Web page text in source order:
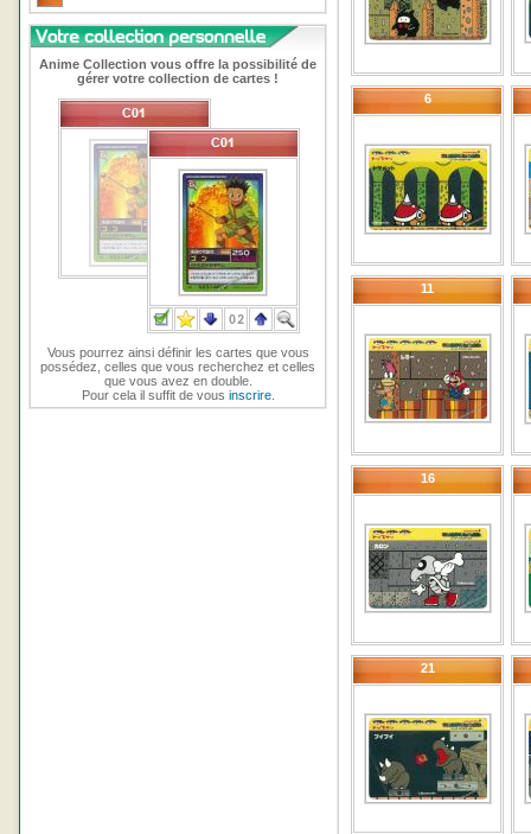
Anime Collection vous offre la possibilité de
gérer votre collection de cartes !
Vous pourrez ainsi définir les cartes que vous
possédez, celles que vous recherchez et celles
que vous avez en double.
Pour cela il suffit de vous inscrire.
6
11
16
21